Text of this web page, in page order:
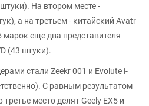
На втором месте -
а на третьем - китайский Avatr
еще два представителя
(43 штуки).
стали Zeekr 001 и Evolute i-
С равным результатом
место делят Geely EX5 и